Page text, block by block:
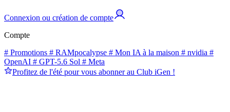
Connexion ou création de compte
Compte
# Promotions # RAMpocalypse # Mon IA à la maison # nvidia #
OpenAI # GPT-5.6 Sol # Meta
Profitez de l'été pour vous abonner au Club iGen !